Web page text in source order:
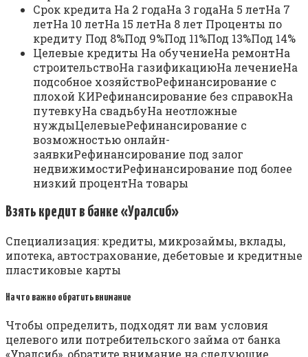
Срок кредита На 2 годаНа 3 годаНа 5 летНа 7
летНа 10 летНа 15 летНа 8 лет Проценты по
кредиту Под 8%Под 9%Под 11%Под 13%Под 14%
Целевые кредиты На обучениеНа ремонтНа
строительствоНа газификациюНа лечениеНа
подсобное хозяйствоРефинансирование с
плохой КИРефинансирование без справокНа
путевкуНа свадьбуНа неотложные
нуждыЦелевыеРефинансирование с
возможностью онлайн-
заявкиРефинансирование под залог
недвижимостиРефинансирование под более
низкий процентНа товары
Взять кредит в банке «Уралсиб»
Специализация: кредиты, микрозаймы, вклады,
ипотека, автострахование, дебетовые и кредитные
пластиковые карты
На что важно обратить внимание
Чтобы определить, подходят ли вам условия
целевого или потребительского займа от банка
«Уралсиб», обратите внимание на следующие